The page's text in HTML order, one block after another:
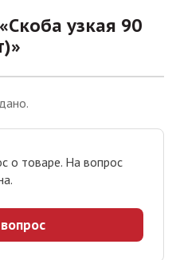
Скоба узкая 90
»
о товаре. На вопрос